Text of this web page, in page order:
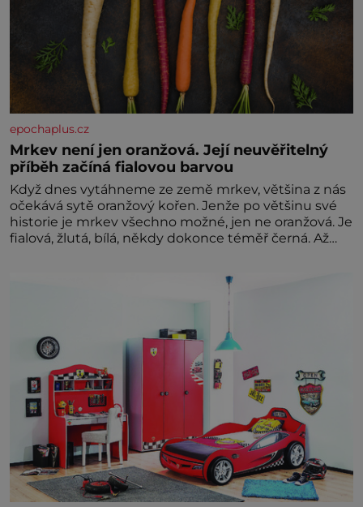
epochaplus.cz
Mrkev není jen oranžová. Její neuvěřitelný
příběh začíná fialovou barvou
Když dnes vytáhneme ze země mrkev, většina z nás
očekává sytě oranžový kořen. Jenže po většinu své
historie je mrkev všechno možné, jen ne oranžová. Je
fialová, žlutá, bílá, někdy dokonce téměř černá. Až
nedokážeme představit. Její příběh je